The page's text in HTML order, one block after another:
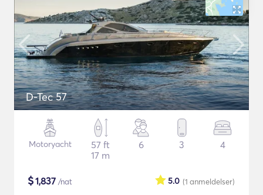
D-Tec 57
Motoryacht
57 ft
17 m
6 3 4
$1,837 /nat (1 anmeldelser)
5.0